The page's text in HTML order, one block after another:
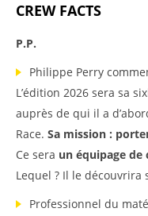
CREW FACTS
P.P.
Philippe Perry
L’édition 2026 sera sa
auprès de qui il a
Race. Sa mission :
Ce sera un équipage de
Lequel ? Il le découvrira
Professionnel du